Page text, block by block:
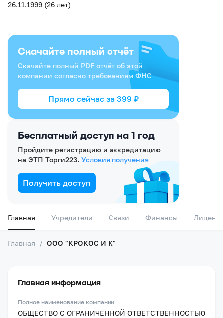
26.11.1999 (26 лет)
Бесплатный доступ на 1 год
Пройдите регистрацию и аккредитацию
на ЭТП Торги223. Условия получения
Получить доступ
Скачайте полный отчёт
Скачайте полный PDF отчёт об этой
компании согласно требованиям ФНС
Прямо сейчас за 399 ₽
Главная Учредители Связи Финансы
Главная / ООО "КРОКОС И К"
Главная информация
Полное наименование компании
ОБЩЕСТВО С ОГРАНИЧЕННОЙ ОТВЕТСТВЕННОСТЬЮ